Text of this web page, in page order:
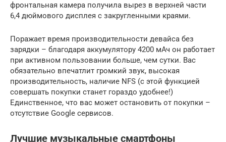
фронтальная камера получила вырез в верхней части
6,4 дюймового дисплея с закругленными краями.
Поражает время производительности девайса без
зарядки – благодаря аккумулятору 4200 мАч он работает
при активном пользовании больше, чем сутки. Вас
обязательно впечатлит громкий звук, высокая
производительность, наличие NFS (с этой функцией
совершать покупки станет гораздо удобнее!)
Единственное, что вас может остановить от покупки –
отсутствие Google сервисов.
Лучшие музыкальные смартфоны